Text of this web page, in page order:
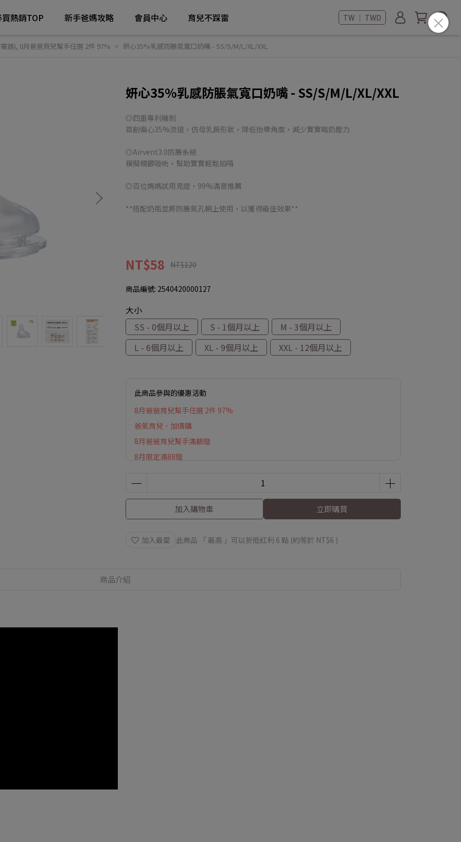
熱銷TOP 新手爸媽攻略 會員中心 育兒不踩雷 TW ｜ TWD
器), 8月爸爸育兒幫手任選 2件 97% 妍心35%乳感防脹氣寬口奶嘴 - SS/S/M/L/XL/XXL
妍心35%乳感防脹氣寬口奶嘴 - SS/S/M/L/XL/XXL
◎四重專利機制
首創偏心35%流道，仿母乳房形狀，降低抬舉角度，減少寶寶喝奶壓力
◎Airvent3.0防脹系統
模擬親餵吸吮，幫助寶寶輕鬆拍嗝
◎百位媽媽試用見證，99%滿意推薦
**搭配奶瓶並將防脹氣孔朝上使用，以獲得最佳效果**
NT$58 NT$120
商品編號: 2540420000127
大小
SS - 0個月以上
S - 1個月以上
M - 3個月以上
L - 6個月以上
XL - 9個月以上 XXL - 12個月以上
此商品參與的優惠活動
8月爸爸育兒幫手任選 2件 97%
爸氣育兒．加價購
8月爸爸育兒幫手滿額贈
8月限定滿88贈
加入購物車 立即購買
加入最愛 此商品 「 最高 」可以折抵紅利 6 點 (約等於 NT$6 )
商品介紹